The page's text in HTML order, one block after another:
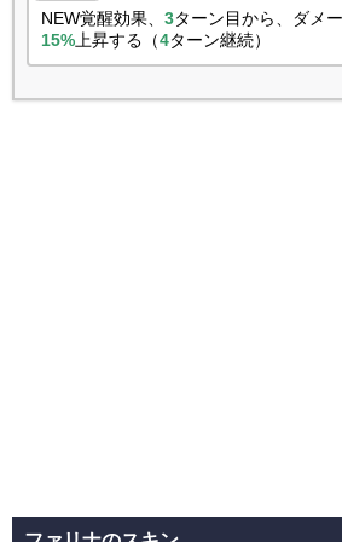
NEW覚醒効果、 3ターン目から、ダメ
15% 上昇する（4ターン継続）